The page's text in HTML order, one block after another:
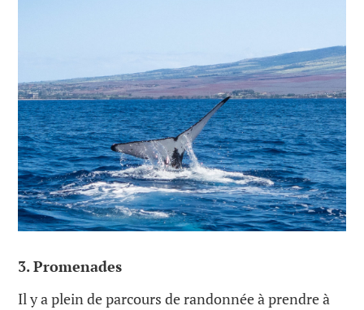
3. Promenades
Il y a plein de parcours de randonnée à prendre à